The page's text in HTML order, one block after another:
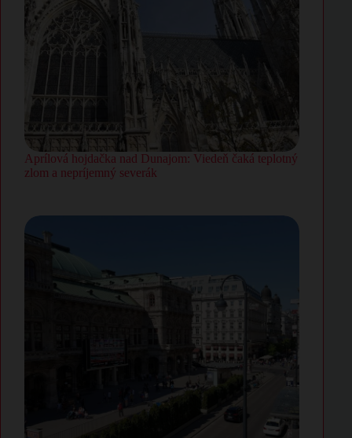
Aprílová hojdačka nad Dunajom: Viedeň čaká teplotný
zlom a nepríjemný severák